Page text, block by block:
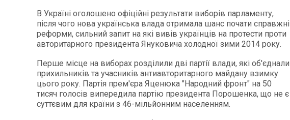
В Україні оголошено офіційні результати виборів парламенту,
після чого нова українська влада отримала шанс почати справжні
реформи, сильний запит на які вивів українців на протести проти
авторитарного президента Януковича холодної зими 2014 року.
Перше місце на виборах розділили дві партії влади, які об'єднали
прихильників та учасників антиавторитарного майдану взимку
цього року. Партія прем'єра Яценюка "Народний фронт" на 50
тисяч голосів випередила партію президента Порошенка, що не є
суттєвим для країни з 46-мільйонним населенням.